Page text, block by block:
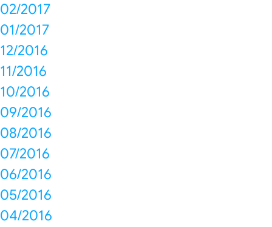
02/2017
01/2017
12/2016
11/2016
10/2016
09/2016
08/2016
07/2016
06/2016
05/2016
04/2016